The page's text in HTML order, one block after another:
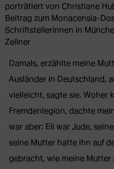
porträtiert von Christiane
Beitrag zum Monacensia-
Schriftstellerinnen in
Zellner
Damals, erzählte meine
Ausländer in Deutschland,
vielleicht, sagte sie. Woher
Fremdenlegion, dachte
war aber: Eli war Jude,
seine Mutter hatte ihn auf
gebracht, wie meine Mutter